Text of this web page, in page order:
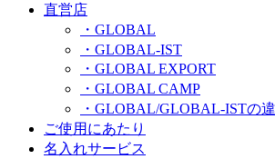
直営店
・GLOBAL
・GLOBAL-IST
・GLOBAL EXPORT
・GLOBAL CAMP
・GLOBAL/GLOBAL-ISTの
ご使用にあたり
名入れサービス